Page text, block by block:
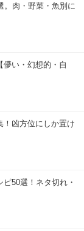
。肉・野菜・魚別に
儚い・幻想的・自
！凶方位にしか置け
50選！ネタ切れ・